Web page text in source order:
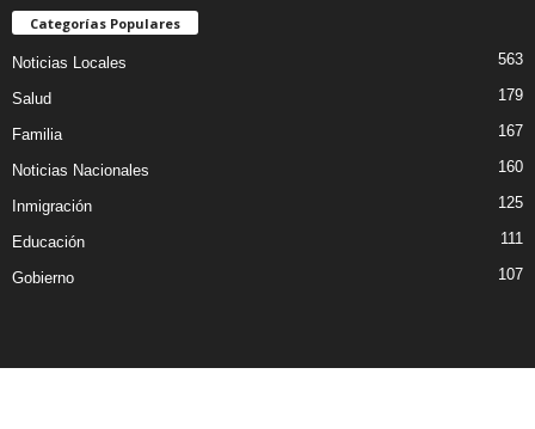
Categorías Populares
Noticias Locales 563
Salud 179
Familia 167
Noticias Nacionales 160
Inmigración 125
Educación 111
Gobierno 107